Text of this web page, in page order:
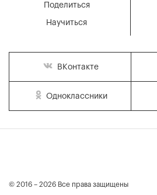
Поделиться
Научиться
ВКонтакте
Одноклассники
© 2016 – 2026 Все права защищены